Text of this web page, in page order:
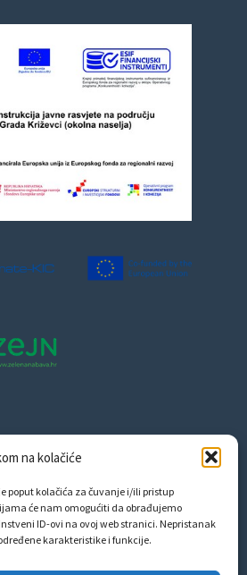
na kolačiće
poput kolačića za čuvanje i/ili pristup
će nam omogućiti da obrađujemo
ID-ovi na ovoj web stranici. Nepristanak
karakteristike i funkcije.